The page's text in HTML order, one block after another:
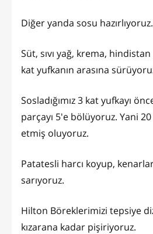
Diğer yanda sosu hazırlıyoruz.
Süt, sıvı yağ, krema, hindistan
kat yufkanın arasına
Sosladığımız 3 kat yufkayı
parçayı 5'e bölüyoruz. Yani
etmiş oluyoruz.
Patatesli harcı koyup,
sarıyoruz.
Hilton Böreklerimizi tepsiye
kızarana kadar pişiriyoruz.